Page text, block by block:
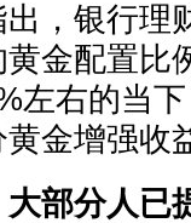
，银行理
金配置比
左右的当
金增强收
部分人已